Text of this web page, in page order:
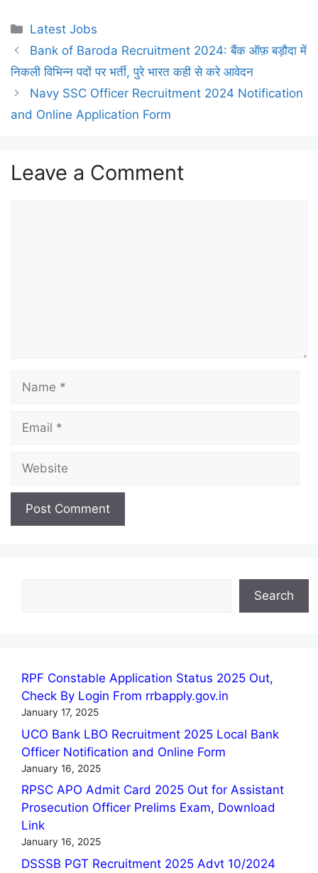
Categories
Latest Jobs
Bank of Baroda Recruitment 2024: बैंक ऑफ़ बड़ौदा में
निकली विभिन्न पदों पर भर्ती, पुरे भारत कही से करे आवेदन
Navy SSC Officer Recruitment 2024 Notification
and Online Application Form
Leave a Comment
Name
Email
Website
Search
RPF Constable Application Status 2025 Out,
Check By Login From rrbapply.gov.in
January 17, 2025
UCO Bank LBO Recruitment 2025 Local Bank
Officer Notification and Online Form
January 16, 2025
RPSC APO Admit Card 2025 Out for Assistant
Prosecution Officer Prelims Exam, Download
Link
January 16, 2025
DSSSB PGT Recruitment 2025 Advt 10/2024